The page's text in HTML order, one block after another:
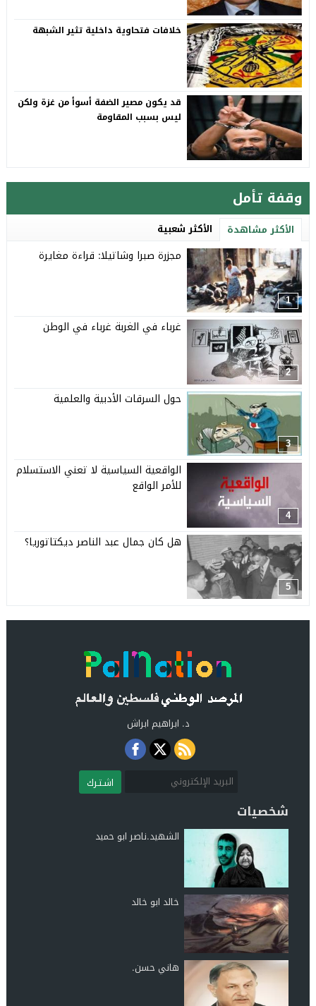
خلافات فتحاوية داخلية تثير الشبهة
قد يكون مصير الضفة أسوأ من غزة ولكن
ليس بسبب المقاومة
وقفة تأمل
الأكثر مشاهدة الأكثر شعبية
1
مجزرة صبرا وشاتيلا: قراءة مغايرة
2
غرباء في الغربة غرباء في الوطن
3
حول السرقات الأدبية والعلمية
4
الواقعية السياسية لا تعني الاستسلام
للأمر الواقع
5
هل كان جمال عبد الناصر ديكتاتوريا؟
د. ابراهيم ابراش
اشـتـرك
شخصيات
الشهيد.ناصر ابو حميد
خالد ابو خالد
هاني حسن.